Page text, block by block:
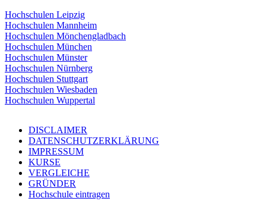
Hochschulen Leipzig
Hochschulen Mannheim
Hochschulen Mönchengladbach
Hochschulen München
Hochschulen Münster
Hochschulen Nürnberg
Hochschulen Stuttgart
Hochschulen Wiesbaden
Hochschulen Wuppertal
DISCLAIMER
DATENSCHUTZERKLÄRUNG
IMPRESSUM
KURSE
VERGLEICHE
GRÜNDER
Hochschule eintragen